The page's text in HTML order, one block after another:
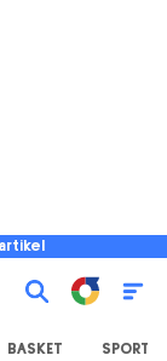
BASKET SPORT